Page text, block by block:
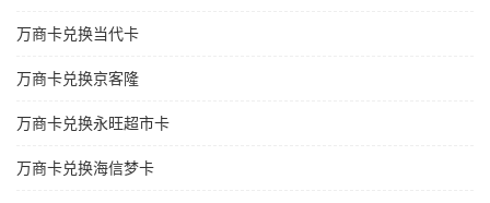
万商卡兑换当代卡
万商卡兑换京客隆
万商卡兑换永旺超市卡
万商卡兑换海信梦卡